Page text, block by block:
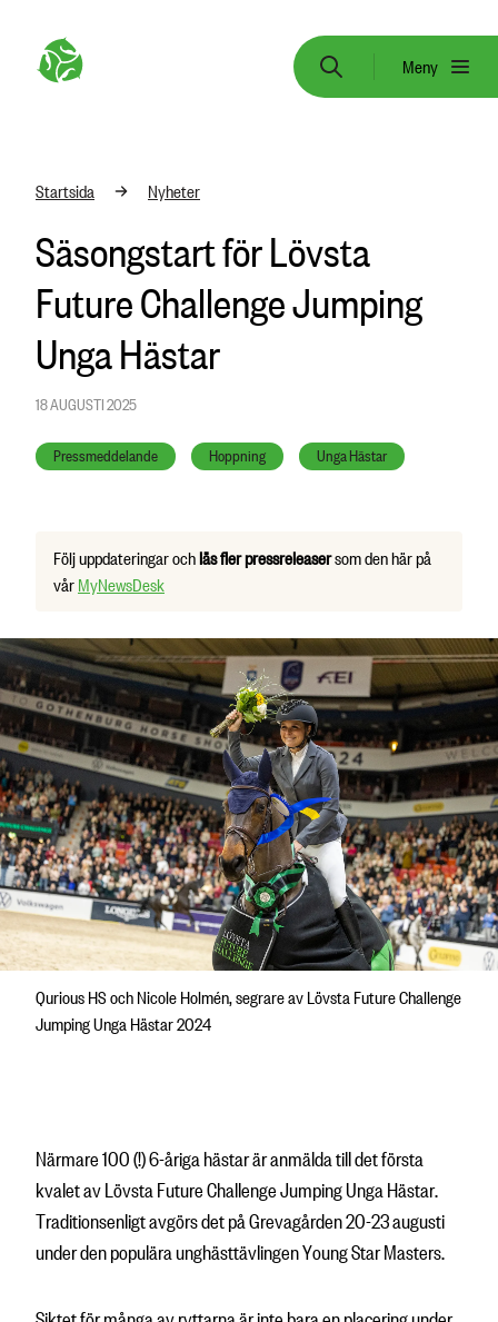
Meny
Startsida Nyheter
Säsongstart för Lövsta
Future Challenge Jumping
Unga Hästar
18 AUGUSTI 2025
Pressmeddelande Hoppning Unga Hästar
Följ uppdateringar ochläs fler pressreleasersom den här på
vårMyNewsDesk
Qurious HS och Nicole Holmén, segrare av Lövsta Future Challenge
Jumping Unga Hästar 2024
Närmare 100 (!) 6-åriga hästar är anmälda till det första
kvalet av Lövsta Future Challenge Jumping Unga Hästar.
Traditionsenligt avgörs det på Grevagården 20-23 augusti
under den populära unghästtävlingen Young Star Masters.